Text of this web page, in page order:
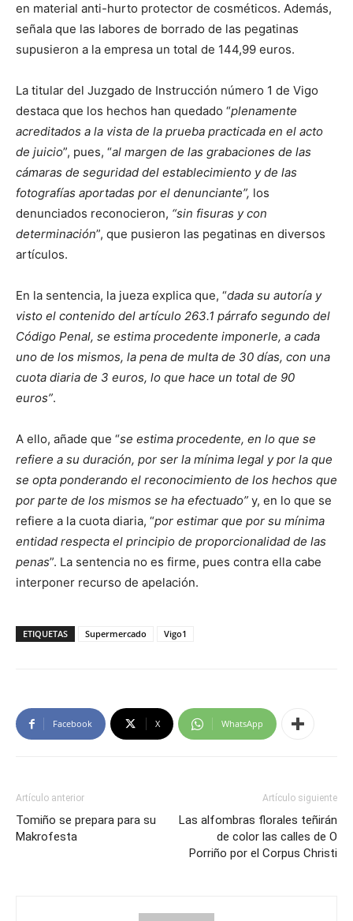
en material anti-hurto protector de cosméticos. Además,
señala que las labores de borrado de las pegatinas
supusieron a la empresa un total de 144,99 euros.
La titular del Juzgado de Instrucción número 1 de Vigo
destaca que los hechos han quedado “plenamente
acreditados a la vista de la prueba practicada en el acto
de juicio”, pues, “al margen de las grabaciones de las
cámaras de seguridad del establecimiento y de las
fotografías aportadas por el denunciante”, los
denunciados reconocieron, “sin fisuras y con
determinación”, que pusieron las pegatinas en diversos
artículos.
En la sentencia, la jueza explica que, “dada su autoría y
visto el contenido del artículo 263.1 párrafo segundo del
Código Penal, se estima procedente imponerle, a cada
uno de los mismos, la pena de multa de 30 días, con una
cuota diaria de 3 euros, lo que hace un total de 90
euros”.
A ello, añade que “se estima procedente, en lo que se
refiere a su duración, por ser la mínima legal y por la que
se opta ponderando el reconocimiento de los hechos que
por parte de los mismos se ha efectuado” y, en lo que se
refiere a la cuota diaria, “por estimar que por su mínima
entidad respecta el principio de proporcionalidad de las
penas”. La sentencia no es firme, pues contra ella cabe
interponer recurso de apelación.
ETIQUETAS Supermercado Vigo1
Facebook X WhatsApp
Artículo anterior
Tomiño se prepara para su
Makrofesta
Artículo siguiente
Las alfombras florales teñirán
de color las calles de O
Porriño por el Corpus Christi